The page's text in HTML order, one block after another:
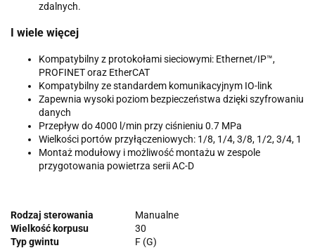
zdalnych.
I wiele więcej
Kompatybilny z protokołami sieciowymi: Ethernet/IP™,
PROFINET oraz EtherCAT
Kompatybilny ze standardem komunikacyjnym IO-link
Zapewnia wysoki poziom bezpieczeństwa dzięki szyfrowaniu
danych
Przepływ do 4000 l/min przy ciśnieniu 0.7 MPa
Wielkości portów przyłączeniowych: 1/8, 1/4, 3/8, 1/2, 3/4, 1
Montaż modułowy i możliwość montażu w zespole
przygotowania powietrza serii AC-D
Rodzaj sterowania
Manualne
Wielkość korpusu
30
Typ gwintu
F (G)